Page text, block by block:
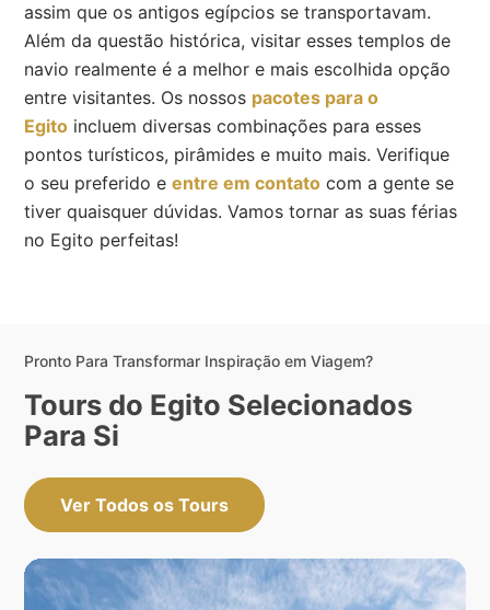
assim que os antigos egípcios se transportavam.
Além da questão histórica, visitar esses templos de
navio realmente é a melhor e mais escolhida opção
entre visitantes. Os nossos pacotes para o
Egito incluem diversas combinações para esses
pontos turísticos, pirâmides e muito mais. Verifique
o seu preferido eentre em contato com a gente se
tiver quaisquer dúvidas. Vamos tornar as suas férias
no Egito perfeitas!
Pronto Para Transformar Inspiração em Viagem?
Tours do Egito Selecionados
Para Si
Ver Todos os Tours